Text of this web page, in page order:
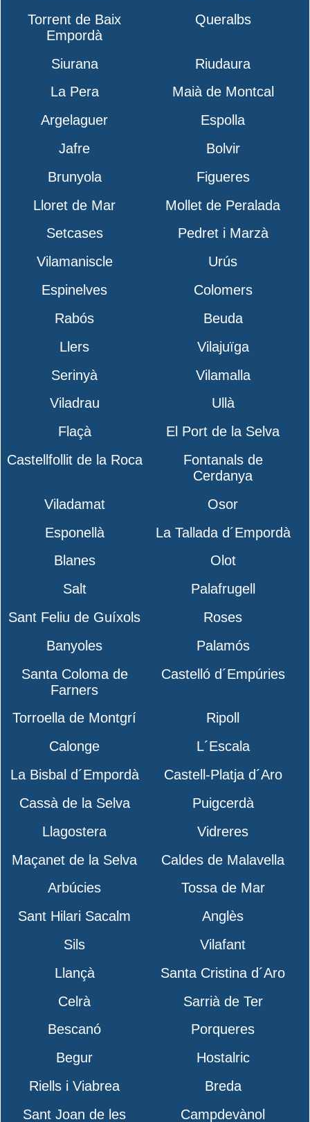
Torrent de Baix
Empordà
Queralbs
Siurana
Riudaura
La Pera
Maià de Montcal
Argelaguer
Espolla
Jafre
Bolvir
Brunyola
Figueres
Lloret de Mar
Mollet de Peralada
Setcases
Pedret i Marzà
Vilamaniscle
Urús
Espinelves
Colomers
Rabós
Beuda
Llers
Vilajuïga
Serinyà
Vilamalla
Viladrau
Ullà
Flaçà
El Port de la Selva
Castellfollit de la Roca
Fontanals de
Cerdanya
Viladamat
Osor
Esponellà
La Tallada d´Empordà
Blanes
Olot
Salt
Palafrugell
Sant Feliu de Guíxols
Roses
Banyoles
Palamós
Santa Coloma de
Farners
Castelló d´Empúries
Torroella de Montgrí
Ripoll
Calonge
L´Escala
La Bisbal d´Empordà
Castell-Platja d´Aro
Cassà de la Selva
Puigcerdà
Llagostera
Vidreres
Maçanet de la Selva
Caldes de Malavella
Arbúcies
Tossa de Mar
Sant Hilari Sacalm
Anglès
Sils
Vilafant
Llançà
Santa Cristina d´Aro
Celrà
Sarrià de Ter
Bescanó
Porqueres
Begur
Hostalric
Riells i Viabrea
Breda
Sant Joan de les
Campdevànol